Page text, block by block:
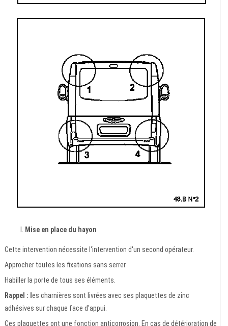
Mise en place du hayon
Cette intervention nécessite l'intervention d'un second opérateur.
Approcher toutes les fixations sans serrer.
Habiller la porte de tous ses éléments.
Rappel : les charnières sont livrées avec ses plaquettes de zinc
adhésives sur chaque face d'appui.
Ces plaquettes ont une fonction anticorrosion. En cas de détérioration de